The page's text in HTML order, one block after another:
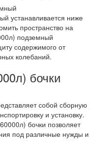
устанавливается ниже
пространство на
подземный
содержимого от
колебаний.
бочки
собой сборную
и установку.
бочки позволяет
под различные нужды и